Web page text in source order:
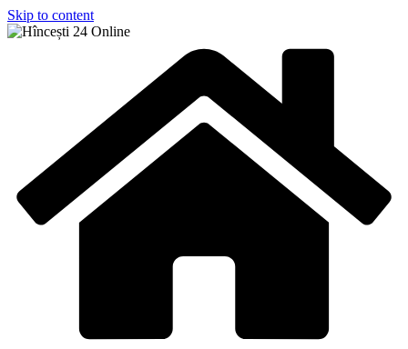
Skip to content